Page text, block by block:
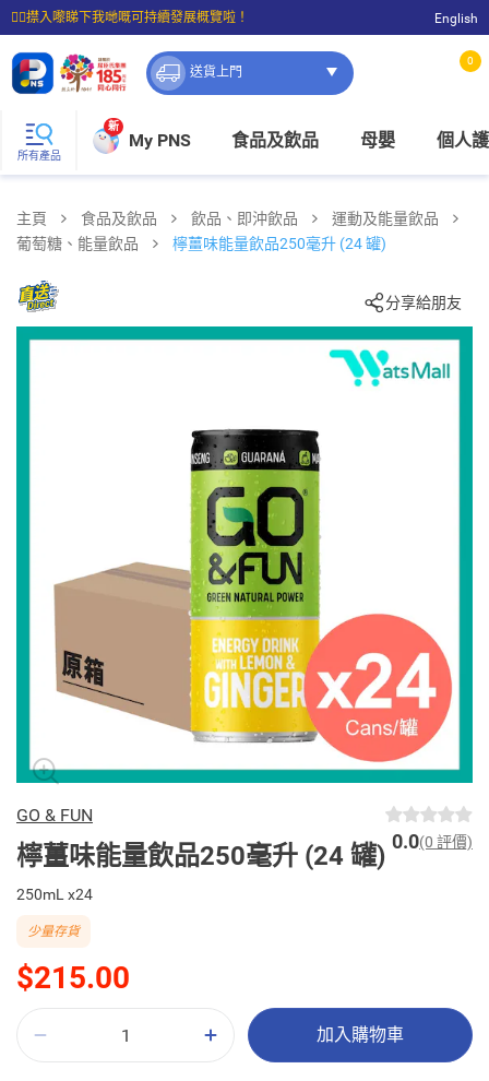
☝🏼㩒入嚟睇下我哋嘅可持續發展概覽啦！
⭐購物滿$399即享免費送貨；滿$100即可免費店取。
English
送貨上門
0
所有產品
新
My PNS 食品及飲品 母嬰 個人
主頁 食品及飲品 飲品、即沖飲品
運動及能量飲品
葡萄糖、能量飲品
檸薑味能量飲品250毫升 (24 罐)
分享給朋友
GO & FUN
檸薑味能量飲品250毫升 (24 罐) 0.0(0 評價)
250mL x24
$215.00
少量存貨
加入購物車